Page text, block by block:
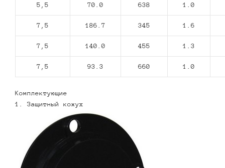
5,5 70.0 638 1.0
7,5 186.7 345 1.6
7,5 140.0 455 1.3
7,5 93.3 660 1.0
Комплектующие
1. Защитный кожух